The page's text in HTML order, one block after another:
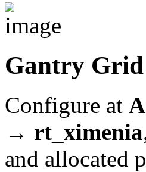
Gantry
Configure at
→ rt_ximenia
and allocated